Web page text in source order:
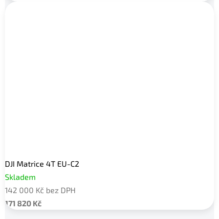
DJI Matrice 4T EU-C2
Skladem
142 000 Kč bez DPH
171 820 Kč